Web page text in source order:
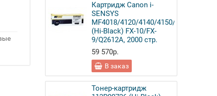
Картридж Canon i-
SENSYS
MF4018/4120/4140/4150/4270
(Hi-Black) FX-10/FX-
9/Q2612A, 2000 стр.
59 570р.
В заказ
Тонер-картридж